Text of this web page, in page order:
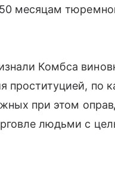
месяцам
Комбса
проституцией, по
при этом
людьми с